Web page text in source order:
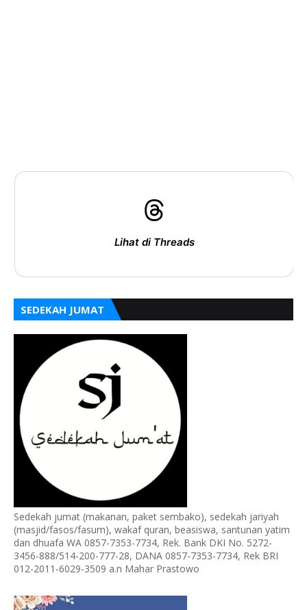
Lihat di Threads
SEDEKAH JUMAT
Sedekah jumat (makanan, paket sembako), sedekah jariyah
(masjid/fasos/fasum), wakaf quran, beasiswa, santunan yatim
dan dhuafa WA 0857-7353-7734, Rek. Bank DKI No. 5272-
3456-888/514-200-777-28, DANA 0857-7353-7734, Rek BRI
012-2011-6029-3509 a.n Mahar Prastowo